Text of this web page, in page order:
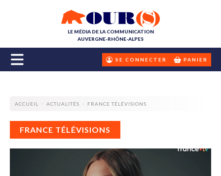
LE MÉDIA DE LA COMMUNICATION
AUVERGNE-RHÔNE-ALPES
SE CONNECTER PANIER
ACCUEIL ACTUALITÉS FRANCE TÉLÉVISIONS
FRANCE TÉLÉVISIONS